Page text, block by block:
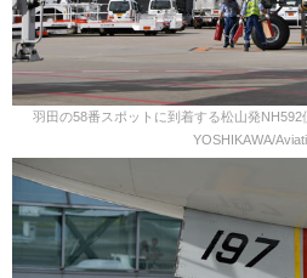
羽田の58番スポットに到着する松山発
YOSHIKAWA/